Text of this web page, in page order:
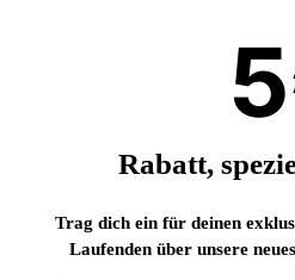
Rabatt,
Trag dich ein für deinen
Laufenden über unsere